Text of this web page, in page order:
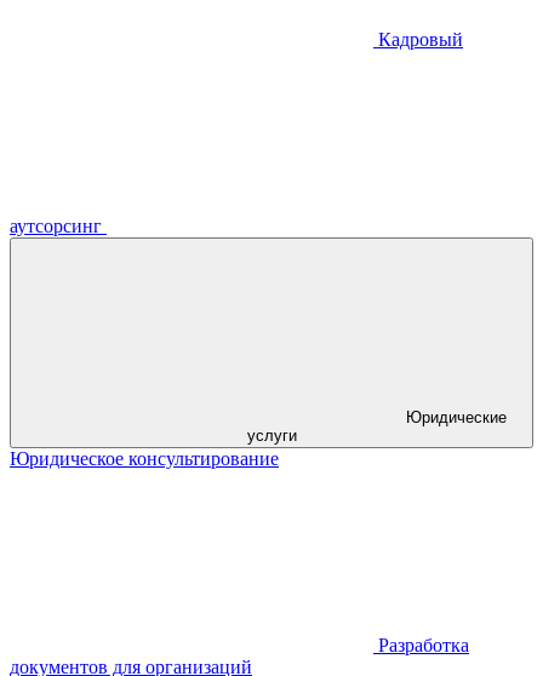
Кадровый
аутсорсинг
услуги
Юридическое консультирование
Разработка
документов для организаций